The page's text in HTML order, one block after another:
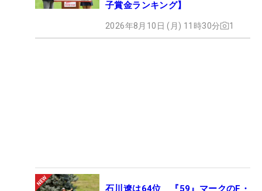
子賞金ランキング】
2026年8月10日 (月) 11時30分 1
石川遼は64位 『59』マークのF・